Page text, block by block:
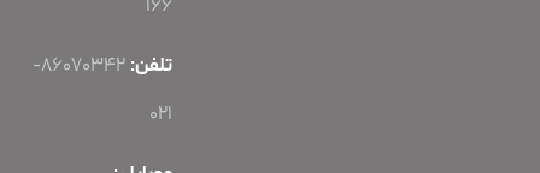
تلفن:
86070342-
021